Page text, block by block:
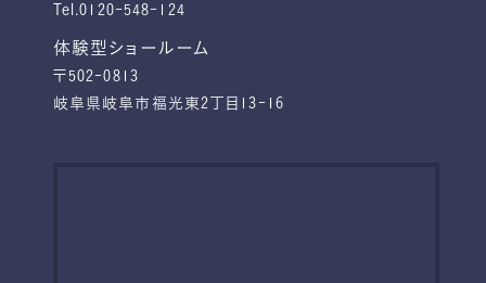
Tel.0120-548-124
体験型ショールーム
〒502-0813
岐阜県岐阜市福光東2丁目13-16